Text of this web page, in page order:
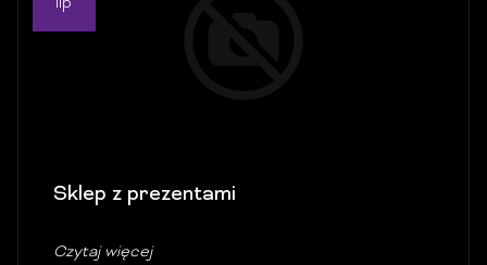
lip
Sklep z prezentami
Czytaj więcej